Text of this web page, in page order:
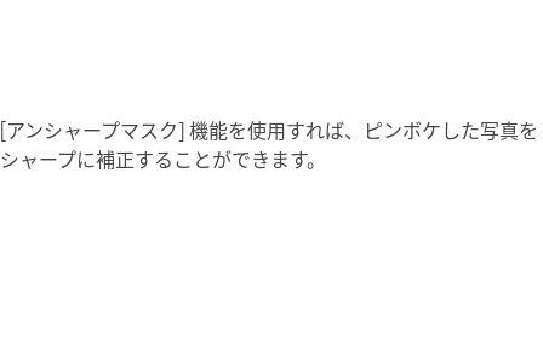
[アンシャープマスク] 機能を使用すれば、ピンボケした写真を
シャープに補正することができます。